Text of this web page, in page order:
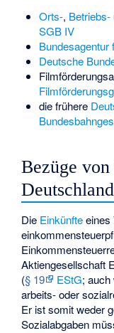
Orts-, Betriebs-
SGB IV
Bundesagentur
Deutsche
die frühere
Bezüge
Deutschland
Die Einkünfteeines
Aktiengesellschaft
(§ 19 EStG; auch
arbeits- oder
Er ist somit weder
Sozialabgaben